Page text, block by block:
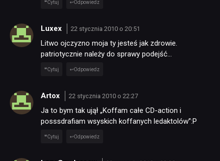
Cytuj Odpowiedz
Luxex 22 stycznia 2010 o 20:51
Litwo ojczyzno moja ty jesteś jak zdrowie.
patriotycznie należy do sprawy podejść…
Cytuj Odpowiedz
Artox 22 stycznia 2010 o 22:27
Ja to bym tak ujął „Koffam całe CD-action i
posssdrafiam wsyskich koffanych ledaktolów”:P
Cytuj Odpowiedz